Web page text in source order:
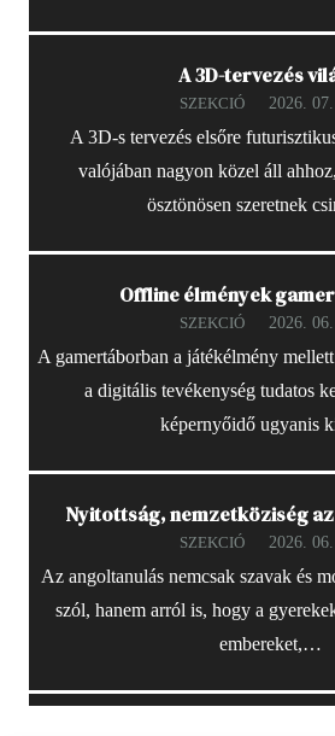
A 3D-tervezés
SZEKCIÓ 2026. 07.
A 3D-s tervezés elsőre
valójában nagyon közel áll
ösztönösen szeretnek
Offline élmények
SZEKCIÓ 2026. 06.
A gamertáborban a játékélmény
a digitális tevékenység tudatos
képernyőidő ugyanis
Nyitottság, nemzetköziség
SZEKCIÓ 2026. 06.
Az angoltanulás nemcsak szavak és
szól, hanem arról is, hogy a
embereket,…